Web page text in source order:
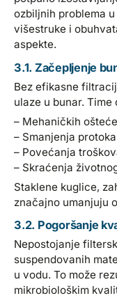
ozbiljnih problema
višestruke i
aspekte.
3.1. Začepljenje
Bez efikasne
ulaze u bunar. Time
– Mehaničkih
– Smanjenja
– Povećanja
– Skraćenja
Staklene kuglice,
značajno umanjuju
3.2. Pogoršanje
Nepostojanje
suspendovanih
u vodu. To može
mikrobiološkim